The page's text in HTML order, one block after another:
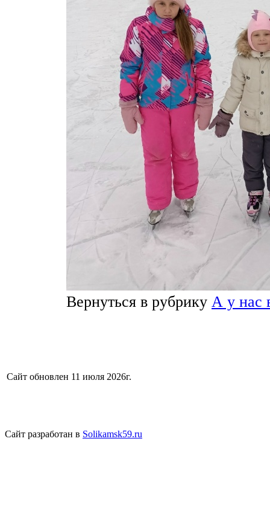
Вернуться в рубрику А у нас
Сайт обновлен 11 июля 2026г.
Сайт разработан в Solikamsk59.ru